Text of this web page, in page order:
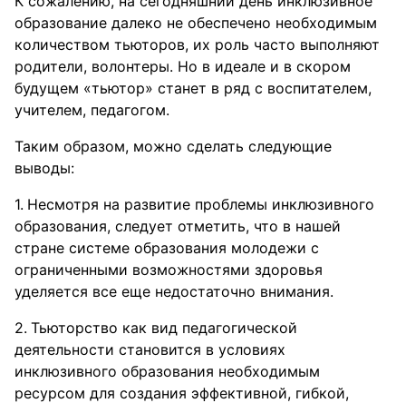
образование далеко не обеспечено необходимым
количеством тьюторов, их роль часто выполняют
родители, волонтеры. Но в идеале и в скором
будущем «тьютор» станет в ряд с воспитателем,
учителем, педагогом.
Таким образом, можно сделать следующие
выводы:
Несмотря на развитие проблемы инклюзивного
образования, следует отметить, что в нашей
стране системе образования молодежи с
ограниченными возможностями здоровья
уделяется все еще недостаточно внимания.
Тьюторство как вид педагогической
деятельности становится в условиях
инклюзивного образования необходимым
ресурсом для создания эффективной, гибкой,